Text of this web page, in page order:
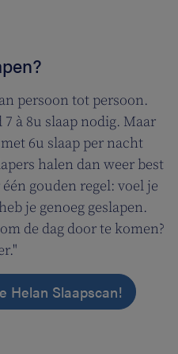
persoon tot persoon.
à 8u slaap nodig. Maar
6u slaap per nacht
halen dan weer best
gouden regel: voel je
je genoeg geslapen.
de dag door te komen?
Helan Slaapscan!